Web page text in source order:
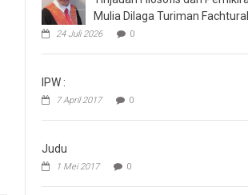
Mulia Dilaga Turiman
24 Juli 2026 0
IPW :
7 April 2017 0
Judu
1 Mei 2017 0